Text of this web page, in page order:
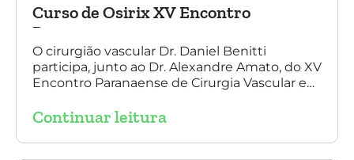
Curso de Osirix XV Encontro
Paranaense
O cirurgião vascular Dr. Daniel Benitti
participa, junto ao Dr. Alexandre Amato, do XV
Encontro Paranaense de Cirurgia Vascular e
Continuar leitura